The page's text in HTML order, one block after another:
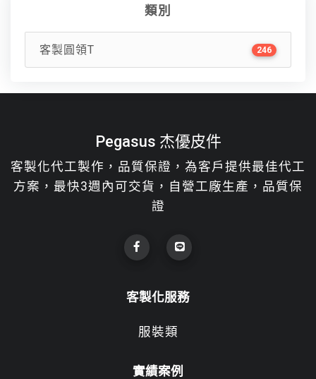
類別
客製圓領T 246
Pegasus 杰優皮件
客製化代工製作，品質保證，為客戶提供最佳代工
方案，最快3週內可交貨，自營工廠生產，品質保
證
客製化服務
服裝類
實績案例